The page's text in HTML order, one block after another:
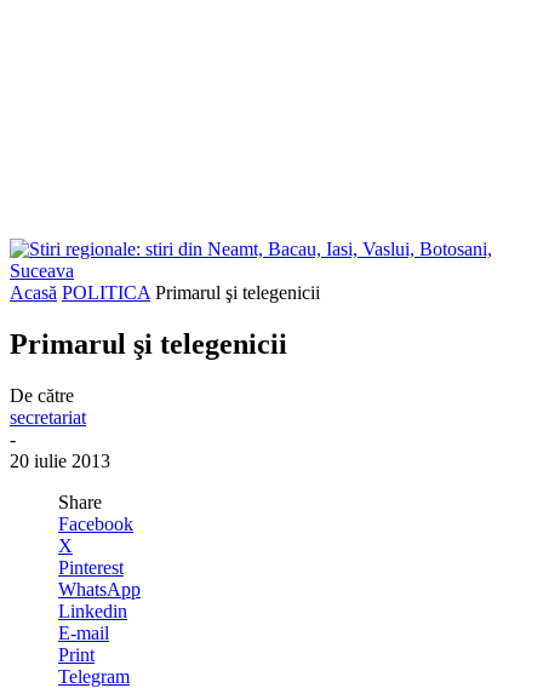
Acasă POLITICA Primarul şi telegenicii
Primarul şi telegenicii
De către
secretariat
-
20 iulie 2013
Share
Facebook
X
Pinterest
WhatsApp
Linkedin
E-mail
Print
Telegram